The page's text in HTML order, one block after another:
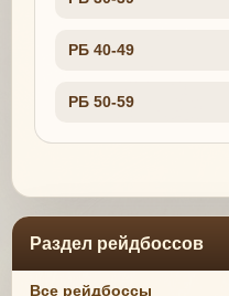
РБ 40-49
РБ 50-59
Раздел рейдбоссов
Все рейдбоссы